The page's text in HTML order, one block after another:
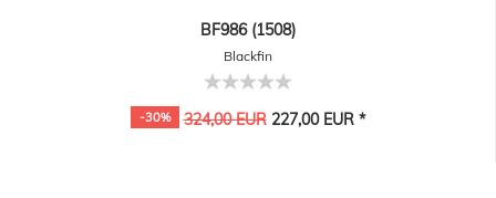
BF986 (1508)
Blackfin
-30% 324,00 EUR227,00 EUR *